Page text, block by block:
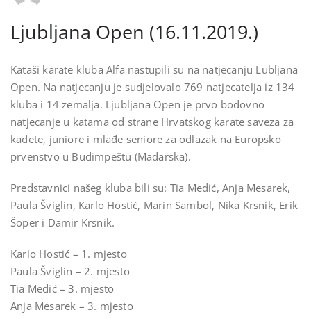
Ljubljana Open (16.11.2019.)
Kataši karate kluba Alfa nastupili su na natjecanju Lubljana
Open. Na natjecanju je sudjelovalo 769 natjecatelja iz 134
kluba i 14 zemalja. Ljubljana Open je prvo bodovno
natjecanje u katama od strane Hrvatskog karate saveza za
kadete, juniore i mlađe seniore za odlazak na Europsko
prvenstvo u Budimpeštu (Mađarska).
Predstavnici našeg kluba bili su: Tia Medić, Anja Mesarek,
Paula Šviglin, Karlo Hostić, Marin Sambol, Nika Krsnik, Erik
Šoper i Damir Krsnik.
Karlo Hostić – 1. mjesto
Paula Šviglin – 2. mjesto
Tia Medić – 3. mjesto
Anja Mesarek – 3. mjesto